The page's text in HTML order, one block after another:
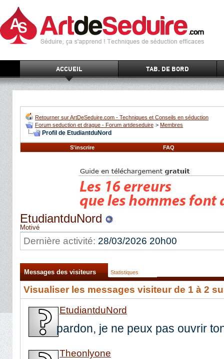
ACCUEIL TAB. DE BORD
Retourner sur ArtDeSeduire.com - Techniques et Conseils en séduction
Forum seduction et drague - Forum artdeseduire > Membres
Profil de EtudiantduNord
S'inscrire FAQ
EtudiantduNord
Motivé
Dernière activité: 28/03/2026 20h00
Messages des visiteurs Statistiques
Visualiser les messages visiteur de 1 à 2
EtudiantduNord
pardon, je ne peux pas ouvrir
Theonlyone